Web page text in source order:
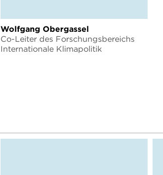
Wolfgang Obergassel
Co-Leiter des Forschungsbereichs
Internationale Klimapolitik